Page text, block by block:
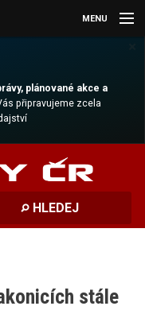
plánované akce a
připravujeme zcela
MENU
HLEDEJ
stále